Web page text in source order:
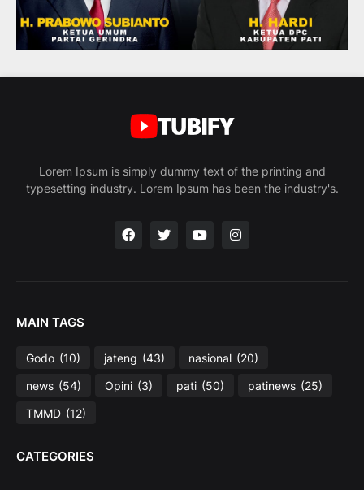
Lorem Ipsum is simply dummy text of the printing and
typesetting industry. Lorem Ipsum has been the industry's.
MAIN TAGS
Godo (10) jateng (43) nasional (20)
news (54) Opini (3) pati (50) patinews (25)
TMMD (12)
CATEGORIES